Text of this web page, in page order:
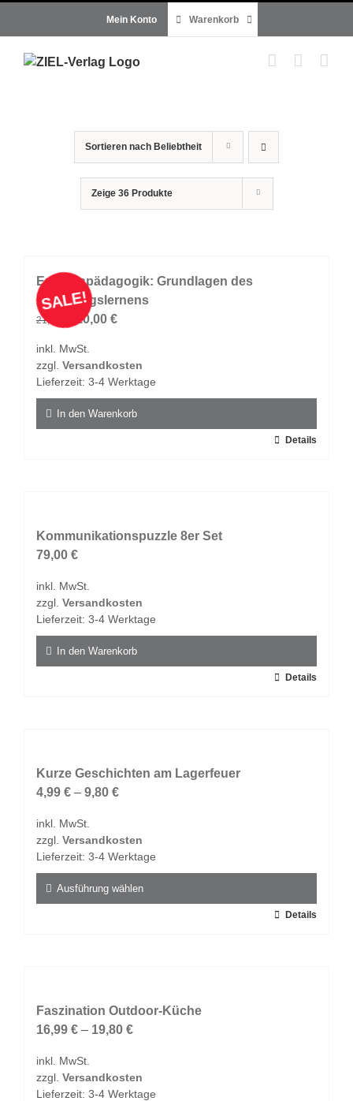
Mein Konto Warenkorb
Sortieren nach Beliebtheit
Zeige 36 Produkte
SALE!
Erlebnispädagogik: Grundlagen des
Erfahrungslernens
21,50
Ursprünglicher
war:
21,50 €
10,00 €Aktueller
10,00 €.
inkl. MwSt.
zzgl. Versandkosten
Lieferzeit: 3-4 Werktage
In den Warenkorb
Details
Kommunikationspuzzle 8er Set
79,00 €
inkl. MwSt.
zzgl. Versandkosten
Lieferzeit: 3-4 Werktage
In den Warenkorb
Details
Kurze Geschichten am Lagerfeuer
4,99 € – 9,80 €
inkl. MwSt.
zzgl. Versandkosten
Lieferzeit: 3-4 Werktage
Ausführung wählen
auf.
Die
können
auf
Details
Faszination Outdoor-Küche
16,99 € – 19,80 €
inkl. MwSt.
zzgl. Versandkosten
Lieferzeit: 3-4 Werktage